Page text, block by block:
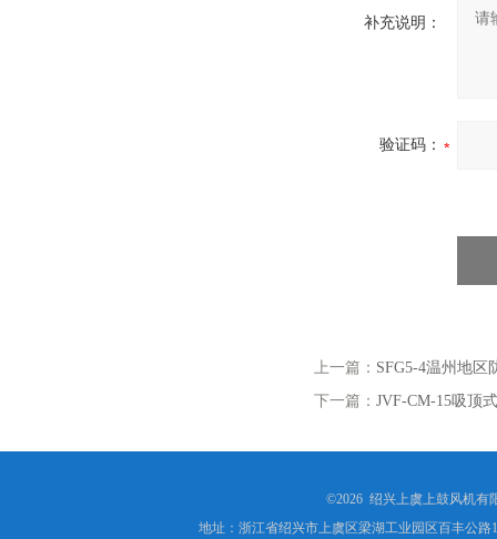
补充说明：
验证码：
上一篇： SFG5-4温州地区
下一篇： JVF-CM-15吸顶
©2026 绍兴上虞上鼓风机有
地址：浙江省绍兴市上虞区梁湖工业园区百丰公路